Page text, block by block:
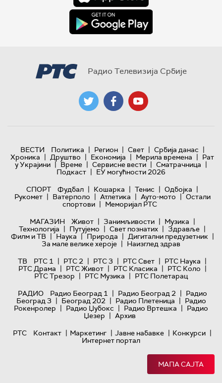
Радио Телевизија Србије
ВЕСТИ Политика | Регион | Свет | Србија данас |
Хроника | Друштво | Економија | Мерила времена | Рат
у Украјини | Време | Сервисне вести | Сматрачница |
Подкаст | ЕУ могућности 2026
СПОРТ
Фудбал | Кошарка | Тенис | Одбојка |
Рукомет | Ватерполо | Атлетика | Ауто-мото | Остали
спортови | Меморијал РТС
МАГАЗИН
Живот | Занимљивости | Музика |
Технологијa | Путујемо | Свет познатих | Здравље |
Филм и ТВ | Наука | Природа | Дигитални предузетник |
За мале велике хероје | Наизглед здрав
ТВ
РТС 1 | РТС 2 | РТС 3 | РТС Свет | РТС Наука |
РТС Драма | РТС Живот | РТС Класика | РТС Коло |
РТС Трезор | РТС Музика | РТС Полетарац
РАДИО
Радио Београд 1 | Радио Београд 2 | Радио
Београд 3 | Београд 202 | Радио Плетеница | Радио
Рокенролер | Радио Џубокс | Радио Вртешка | Радио
Џезер | Архив
РТС
Контакт | Маркетинг | Јавне набавке | Конкурси |
Интернет портал
МАПА САЈТА